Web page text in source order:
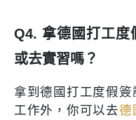
Q4. 拿德國打工度
或去實習嗎？
拿到德國打工度假
工作外，你可以去德